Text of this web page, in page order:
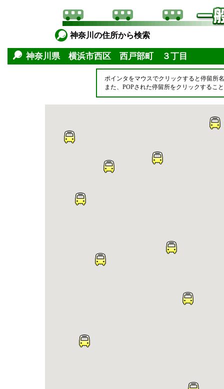
神奈川の住所から検索
神奈川県 横浜市西区 西戸部町 ３丁目
ポインタをマウスでクリックすると停留所
また、POPされた停留所をクリックするこ